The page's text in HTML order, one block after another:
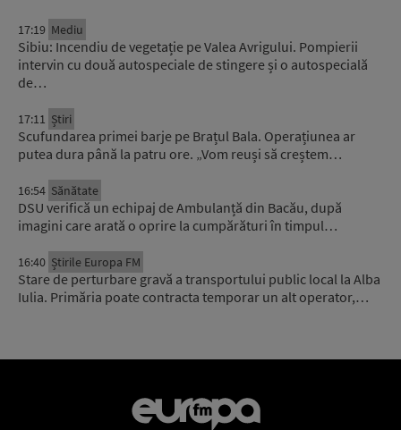
17:19 Mediu
Sibiu: Incendiu de vegetație pe Valea Avrigului. Pompierii
intervin cu două autospeciale de stingere și o autospecială
de…
17:11 Știri
Scufundarea primei barje pe Brațul Bala. Operațiunea ar
putea dura până la patru ore. „Vom reuși să creștem…
16:54 Sănătate
DSU verifică un echipaj de Ambulanță din Bacău, după
imagini care arată o oprire la cumpărături în timpul…
16:40 Știrile Europa FM
Stare de perturbare gravă a transportului public local la Alba
Iulia. Primăria poate contracta temporar un alt operator,…